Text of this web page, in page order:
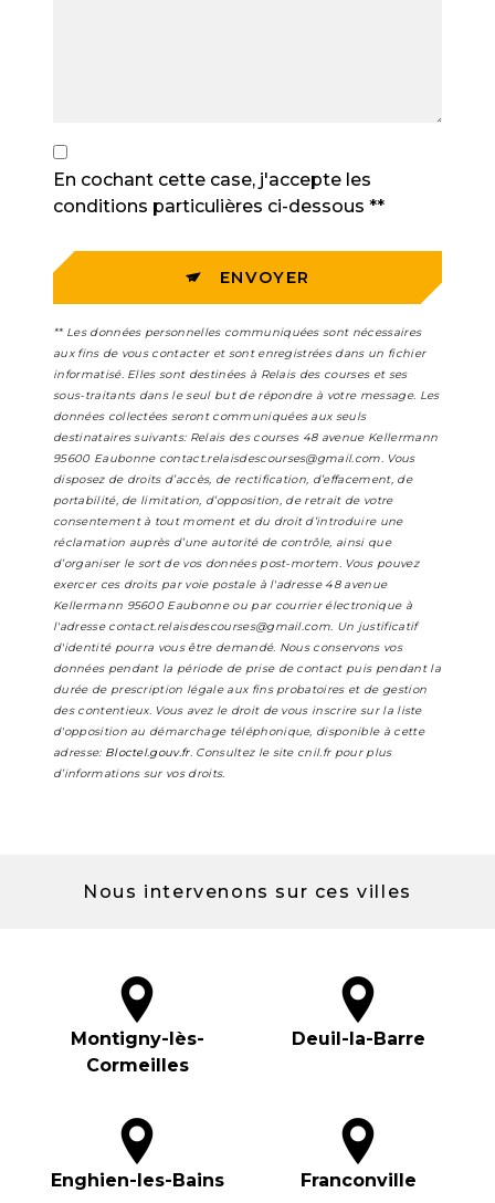
En cochant cette case, j'accepte les
conditions particulières ci-dessous **
ENVOYER
** Les données personnelles communiquées sont nécessaires
aux fins de vous contacter et sont enregistrées dans un fichier
informatisé. Elles sont destinées à Relais des courses et ses
sous-traitants dans le seul but de répondre à votre message. Les
données collectées seront communiquées aux seuls
destinataires suivants: Relais des courses 48 avenue Kellermann
95600 Eaubonne contact.relaisdescourses@gmail.com. Vous
disposez de droits d’accès, de rectification, d’effacement, de
portabilité, de limitation, d’opposition, de retrait de votre
consentement à tout moment et du droit d’introduire une
réclamation auprès d’une autorité de contrôle, ainsi que
d’organiser le sort de vos données post-mortem. Vous pouvez
exercer ces droits par voie postale à l'adresse 48 avenue
Kellermann 95600 Eaubonne ou par courrier électronique à
l'adresse contact.relaisdescourses@gmail.com. Un justificatif
d'identité pourra vous être demandé. Nous conservons vos
données pendant la période de prise de contact puis pendant la
durée de prescription légale aux fins probatoires et de gestion
des contentieux. Vous avez le droit de vous inscrire sur la liste
d'opposition au démarchage téléphonique, disponible à cette
adresse: Bloctel.gouv.fr. Consultez le site cnil.fr pour plus
d’informations sur vos droits.
Nous intervenons sur ces villes
Montigny-lès-
Cormeilles
Deuil-la-Barre
Enghien-les-Bains Franconville